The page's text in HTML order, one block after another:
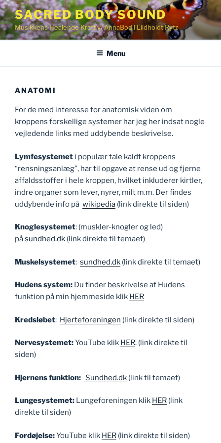
Videre
til
indhold
SACRED BODY SOUND
Musikkens Healende Kraft v/ AnnaBodil Lildholdt Rytz
Menu
ANATOMI
For de med interesse for anatomisk viden om
kroppens forskellige systemer har jeg her indsat nogle
vejledende links med uddybende beskrivelse.
Lymfesystemet i populær tale kaldt kroppens
“rensningsanlæg”, har til opgave at rense ud og fjerne
affaldsstoffer i hele kroppen, hvilket inkluderer kirtler,
indre organer som lever, nyrer, milt m.m. Der findes
uddybende info på wikipedia (link direkte til siden)
Knoglesystemet: (muskler-knogler og led)
påsundhed.dk (link direkte til temaet)
Muskelsystemet: sundhed.dk (link direkte til temaet)
Hudens system: Du finder beskrivelse af Hudens
funktion på min hjemmeside klik HER
Kredsløbet: Hjerteforeningen (link direkte til siden)
Nervesystemet:YouTube klik HER. (link direkte til
siden)
Hjernens funktion: Sundhed.dk (link til temaet)
Lungesystemet: Lungeforeningen klik HER (link
direkte til siden)
Fordøjelse:YouTube klik HER (link direkte til siden)